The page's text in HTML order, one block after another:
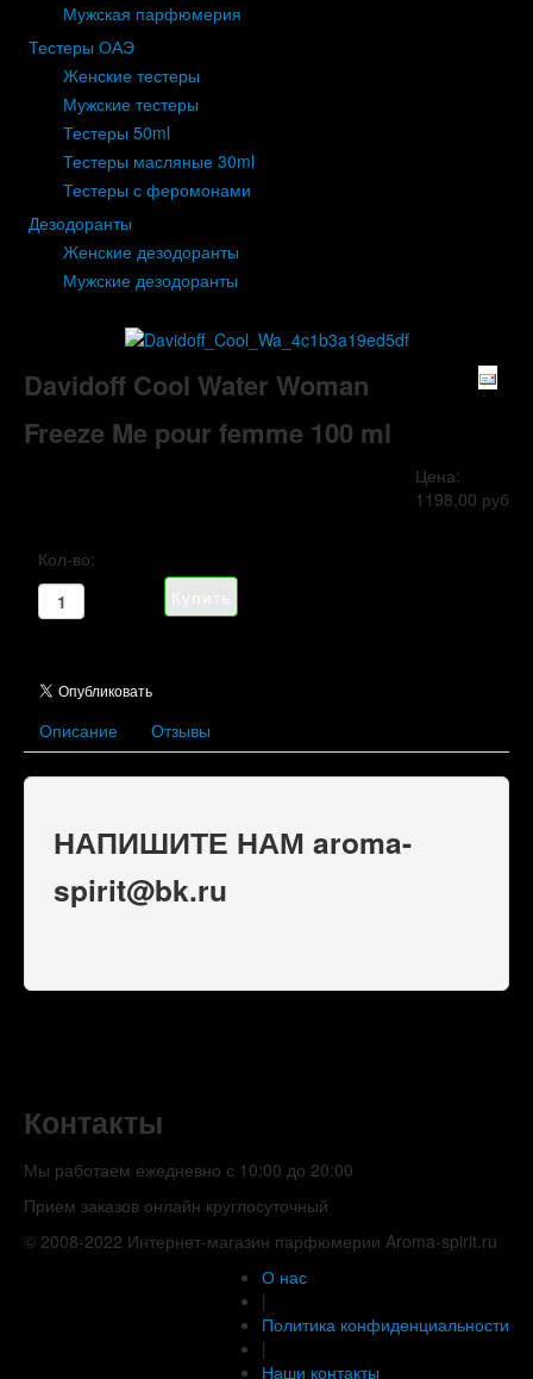
Мужская парфюмерия
Тестеры ОАЭ
Женские тестеры
Мужские тестеры
Тестеры 50ml
Тестеры масляные 30ml
Тестеры с феромонами
Дезодоранты
Женские дезодоранты
Мужские дезодоранты
Davidoff Cool Water Woman
Freeze Me pour femme 100 ml
Цена:
1198,00 руб
Кол-во:
Описание Отзывы
НАПИШИТЕ НАМ aroma-
spirit@bk.ru
Контакты
Мы работаем ежедневно с 10:00 до 20:00
Прием заказов онлайн круглосуточный
© 2008-2022 Интернет-магазин парфюмерии Aroma-spirit.ru
О нас
|
Политика конфиденциальности
|
Наши контакты